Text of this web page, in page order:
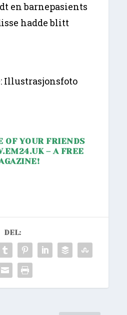
en barnepasients
hadde blitt
Illustrasjonsfoto
OF YOUR FRIENDS
– A FREE
DEL: